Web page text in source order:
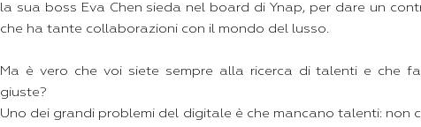
la sua boss Eva Chen sieda nel board di Ynap, per dare un
che ha tante collaborazioni con il mondo del lusso.
Ma è vero che voi siete sempre alla ricerca di talenti e che
giuste?
Uno dei grandi problemi del digitale è che mancano talenti: non